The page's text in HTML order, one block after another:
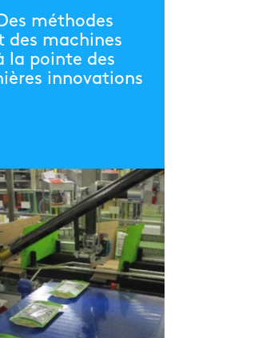
Des méthodes
des machines
la pointe des
innovations